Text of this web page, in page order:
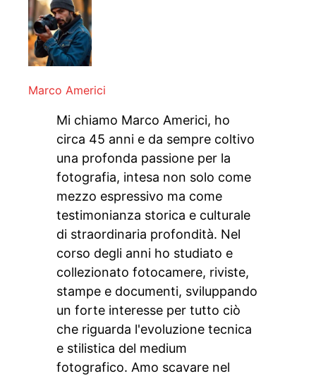
Marco Americi
Mi chiamo Marco Americi, ho
circa 45 anni e da sempre coltivo
una profonda passione per la
fotografia, intesa non solo come
mezzo espressivo ma come
testimonianza storica e culturale
di straordinaria profondità. Nel
corso degli anni ho studiato e
collezionato fotocamere, riviste,
stampe e documenti, sviluppando
un forte interesse per tutto ciò
che riguarda l'evoluzione tecnica
e stilistica del medium
fotografico. Amo scavare nel